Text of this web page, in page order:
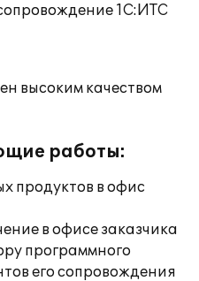
1С:ИТС
высоким качеством
работы:
продуктов в офис
в офисе заказчика
программного
его сопровождения